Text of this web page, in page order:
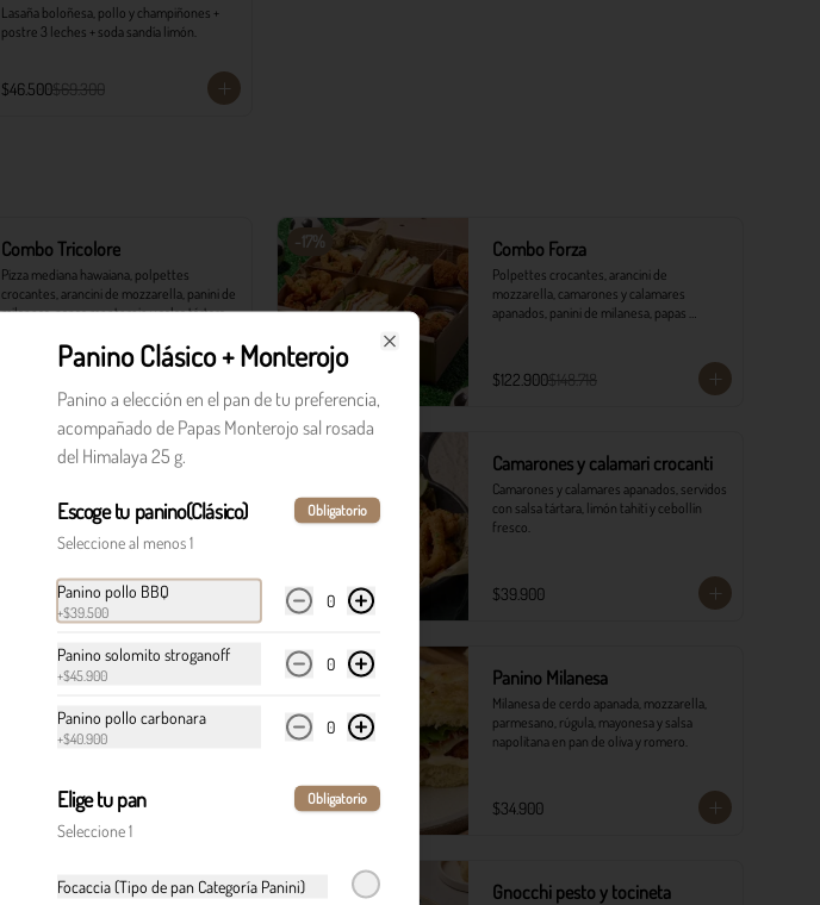
Lasaña boloñesa, pollo y champiñones +
postre 3 leches + soda sandía limón.
$46.500$69.300
Combo Tricolore
Pizza mediana hawaiana, polpettes
crocantes, arancini de mozzarella, panini de
milanesa, papas monterojo y salsa tártara.
-17% Combo Forza
Polpettes crocantes, arancini de
mozzarella, camarones y calamares
apanados, panini de milanesa, papas
$122.900$148.718
Panino + Monterojo
Monterojo sal rosada del himalaya 25gr
Camarones y calamari crocanti
Camarones y calamares apanados, servidos
con salsa tártara, limón tahití y cebollín
fresco.
$39.900
Polpettes crocanti
y cebollín fresco.
Panino Milanesa
Milanesa de cerdo apanada, mozzarella,
parmesano, rúgula, mayonesa y salsa
napolitana en pan de oliva y romero.
$34.900
Tiramisú Gnocchi pesto y tocineta
Panino Clásico + Monterojo
Panino a elección en el pan de tu preferencia,
acompañado de Papas Monterojo sal rosada
del Himalaya 25 g.
Escoge tu panino(Clásico) Obligatorio
Seleccione al menos 1
Panino pollo BBQ
+$39.500
0
Panino solomito stroganoff
+$45.900
0
Panino pollo carbonara
+$40.900
0
Elige tu pan Obligatorio
Seleccione 1
Focaccia (Tipo de pan Categoría Panini)